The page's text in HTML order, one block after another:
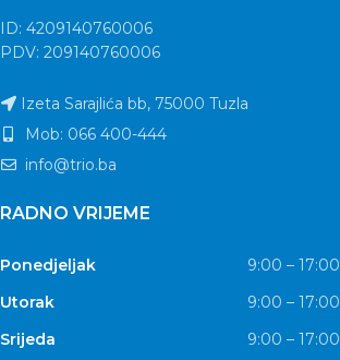
ID: 4209140760006
PDV: 209140760006
Izeta Sarajlića bb, 75000 Tuzla
Mob: 066 400-444
info@trio.ba
RADNO VRIJEME
Ponedjeljak
9:00 – 17:00
Utorak
9:00 – 17:00
Srijeda
9:00 – 17:00